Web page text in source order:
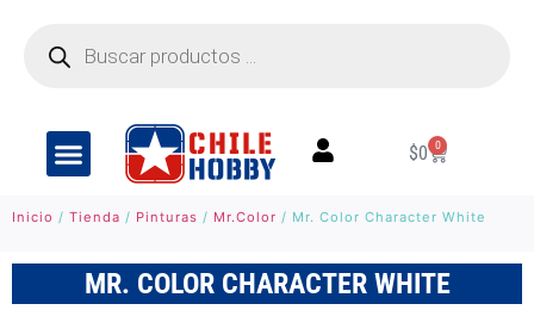
$0 0
Inicio / Tienda / Pinturas / Mr.Color / Mr. Color Character White
MR. COLOR CHARACTER WHITE